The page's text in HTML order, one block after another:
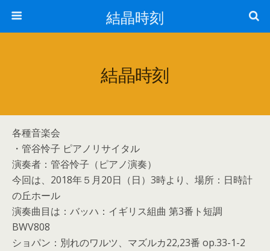
結晶時刻
結晶時刻
各種音楽会
・管谷怜子 ピアノリサイタル
演奏者：管谷怜子（ピアノ演奏）
今回は、2018年５月20日（日）3時より、場所：日時計
の丘ホール
演奏曲目は：バッハ：イギリス組曲 第3番ト短調
BWV808
ショパン：別れのワルツ、マズルカ22,23番 op.33-1-2